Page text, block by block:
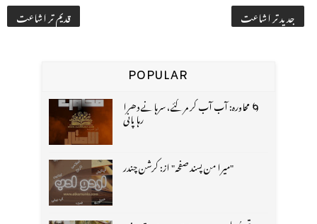
جدید تر اشاعت قدیم تر اشاعت
POPULAR
🌀 محاورہ: آب آب کر مر گئے، سرہانے دھرا
رہا پانی
"میرا من پسند صفحہ" از: کرشن چندر